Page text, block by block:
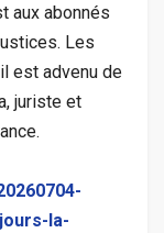
aux abonnés
Les
est advenu de
juriste et
la-